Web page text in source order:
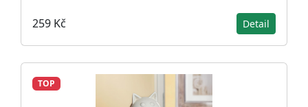
259 Kč Detail
TOP